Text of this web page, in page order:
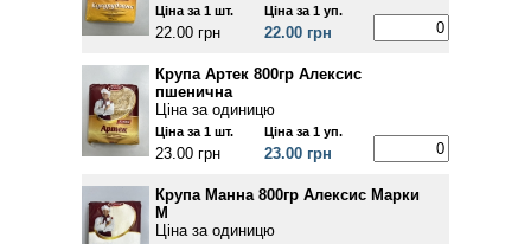
Ціна за 1 шт.
22.00 грн
Ціна за 1 уп.
22.00 грн
Крупа Артек 800гр Алексис
пшенична
Ціна за одиницю
Ціна за 1 шт.
23.00 грн
Ціна за 1 уп.
23.00 грн
Крупа Манна 800гр Алексис Марки
М
Ціна за одиницю